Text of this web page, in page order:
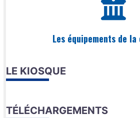
Les équipements de la
LE KIOSQUE
TÉLÉCHARGEMENTS